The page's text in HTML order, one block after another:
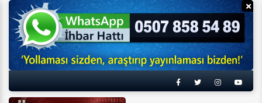
Reklamı Gizle